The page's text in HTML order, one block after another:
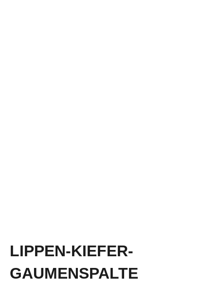
LIPPEN-KIEFER-
GAUMENSPALTE